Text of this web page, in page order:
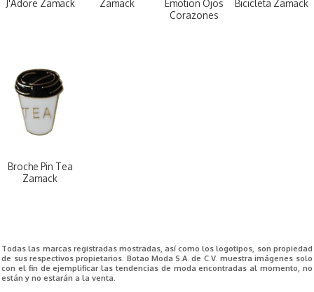
J'Adore Zamack
Zamack
Emotion Ojos
Corazones
Bicicleta Zamack
Broche Pin Tea
Zamack
Todas las marcas registradas mostradas, así como los logotipos, son propiedad
de sus respectivos propietarios. Botao Moda S.A. de C.V. muestra imágenes solo
con el fin de ejemplificar las tendencias de moda encontradas al momento, no
están y no estarán a la venta.